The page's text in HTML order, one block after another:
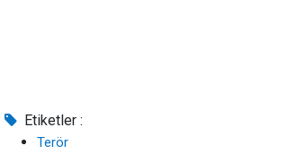
Etiketler :
Terör